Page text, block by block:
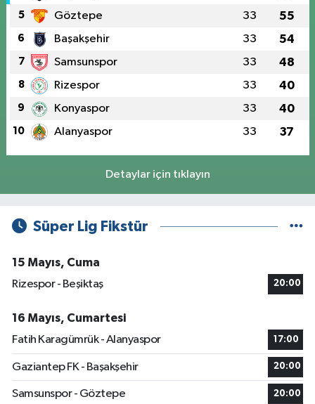
5 Göztepe 33 55
6 Başakşehir 33 54
7 Samsunspor 33 48
8 Rizespor 33 40
9 Konyaspor 33 40
10 Alanyaspor 33 37
Detaylar için tıklayın
Süper Lig Fikstür
15 Mayıs, Cuma
Rizespor - Beşiktaş
20:00
16 Mayıs, Cumartesi
Fatih Karagümrük - Alanyaspor
17:00
Gaziantep FK - Başakşehir 20:00
Samsunspor - Göztepe 20:00